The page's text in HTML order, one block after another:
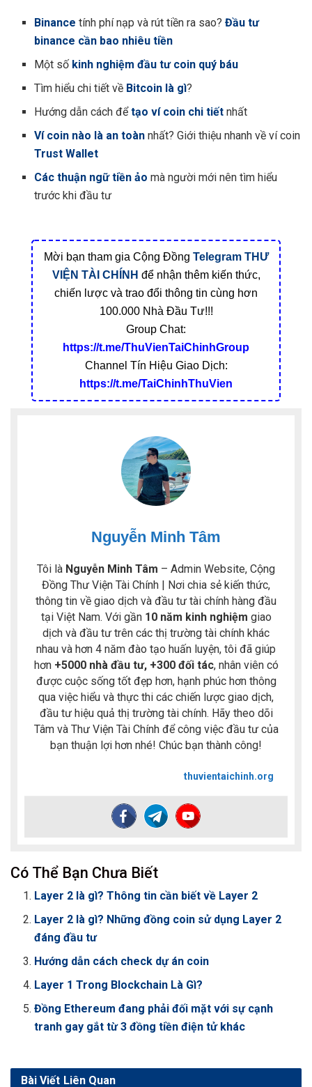
Binance tính phí nạp và rút tiền ra sao?Đầu tư
binance cần bao nhiêu tiền
Một số kinh nghiệm đầu tư coin quý báu
Tìm hiểu chi tiết về Bitcoin là gì?
Hướng dẫn cách đểtạo ví coin chi tiết nhất
Ví coin nào là an toàn nhất? Giới thiệu nhanh về ví coin
Trust Wallet
Các thuận ngữ tiền ảo mà người mới nên tìm hiểu
trước khi đầu tư
Mời bạn tham gia Cộng Đồng Telegram THƯ
VIỆN TÀI CHÍNH để nhận thêm kiến thức,
chiến lược và trao đổi thông tin cùng hơn
100.000 Nhà Đầu Tư!!!
Group Chat:
https://t.me/ThuVienTaiChinhGroup
Channel Tín Hiệu Giao Dịch:
https://t.me/TaiChinhThuVien
Nguyễn Minh Tâm
Tôi là Nguyễn Minh Tâm – Admin Website, Cộng
Đồng Thư Viện Tài Chính | Nơi chia sẻ kiến thức,
thông tin về giao dịch và đầu tư tài chính hàng đầu
tại Việt Nam. Với gần 10 năm kinh nghiệm giao
dịch và đầu tư trên các thị trường tài chính khác
nhau và hơn 4 năm đào tạo huấn luyện, tôi đã giúp
hơn +5000 nhà đầu tư, +300 đối tác, nhân viên có
được cuộc sống tốt đẹp hơn, hạnh phúc hơn thông
qua việc hiểu và thực thi các chiến lược giao dịch,
đầu tư hiệu quả thị trường tài chính. Hãy theo dõi
Tâm và Thư Viện Tài Chính để công việc đầu tư của
bạn thuận lợi hơn nhé! Chúc bạn thành công!
thuvientaichinh.org
Có Thể Bạn Chưa Biết
Layer 2 là gì? Thông tin cần biết về Layer 2
Layer 2 là gì? Những đồng coin sử dụng Layer 2
đáng đầu tư
Hướng dẫn cách check dự án coin
Layer 1 Trong Blockchain Là Gì?
Đồng Ethereum đang phải đối mặt với sự cạnh
tranh gay gắt từ 3 đồng tiền điện tử khác
Liên Quan
Bài Viết